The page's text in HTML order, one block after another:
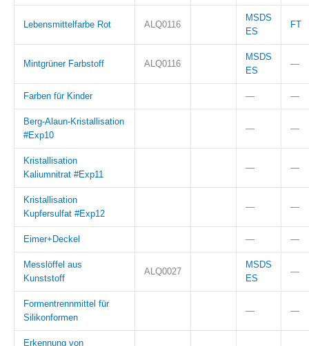
Lebensmittelfarbe Rot ALQ0116
MSDS
ES
FT
Mintgrüner Farbstoff ALQ0116
MSDS
ES
—
Farben für Kinder — —
Berg-Alaun-Kristallisation
#Exp10
— —
Kristallisation
Kaliumnitrat #Exp11
— —
Kristallisation
Kupfersulfat #Exp12
— —
Eimer+Deckel — —
Messlöffel aus
Kunststoff
ALQ0027
MSDS
ES
—
Formentrennmittel für
Silikonformen
— —
Erkennung von